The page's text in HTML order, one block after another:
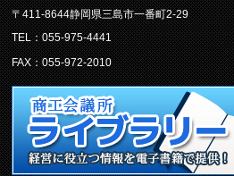
〒411-8644静岡県三島市一番町2-29
TEL：055-975-4441
FAX：055-972-2010